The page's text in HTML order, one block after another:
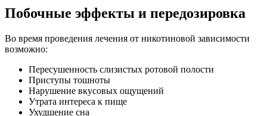
Побочные эффекты и передозировка
Во время проведения лечения от никотиновой зависимости
возможно:
Пересушенность слизистых ротовой полости
Приступы тошноты
Нарушение вкусовых ощущений
Утрата интереса к пище
Ухудшение сна